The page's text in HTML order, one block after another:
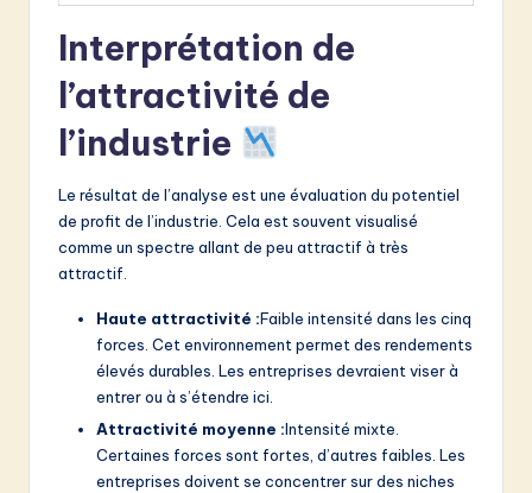
Interprétation de
l’attractivité de
l’industrie
Le résultat de l’analyse est une évaluation du potentiel
de profit de l’industrie. Cela est souvent visualisé
comme un spectre allant de peu attractif à très
attractif.
Haute attractivité :Faible intensité dans les cinq
forces. Cet environnement permet des rendements
élevés durables. Les entreprises devraient viser à
entrer ou à s’étendre ici.
Attractivité moyenne :Intensité mixte.
Certaines forces sont fortes, d’autres faibles. Les
entreprises doivent se concentrer sur des niches